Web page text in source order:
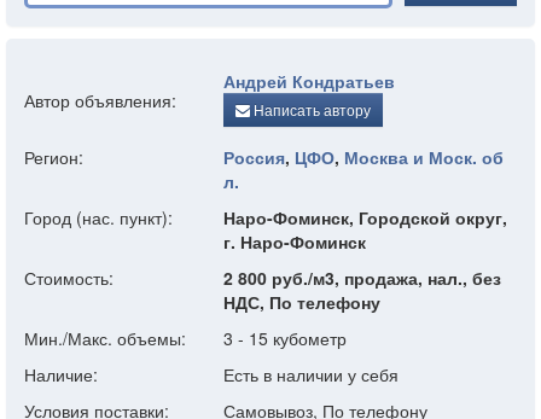
Автор объявления:
Андрей Кондратьев
Написать автору
Регион: Россия, ЦФО, Москва и Моск. об
л.
Город (нас. пункт):
Наро-Фоминск, Городской округ,
г. Наро-Фоминск
Стоимость:
2 800 руб./м3, продажа, нал., без
НДС, По телефону
Мин./Макс. объемы:
3 - 15 кубометр
Наличие:
Есть в наличии у себя
Условия поставки:
Самовывоз, По телефону